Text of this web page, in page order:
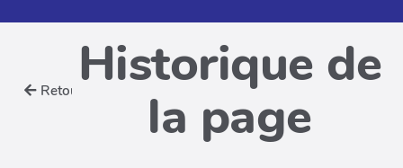
Retour Historique de
la page